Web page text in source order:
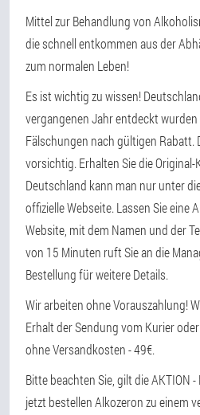
Mittel zur Behandlung von
die schnell entkommen aus der
zum normalen Leben!
Es ist wichtig zu wissen!
vergangenen Jahr entdeckt
Fälschungen nach gültigen Rabatt.
vorsichtig. Erhalten Sie die
Deutschland kann man nur unter
offizielle Webseite. Lassen Sie eine
Website, mit dem Namen und der
von 15 Minuten ruft Sie an die
Bestellung für weitere Details.
Wir arbeiten ohne Vorauszahlung!
Erhalt der Sendung vom Kurier
ohne Versandkosten - 49€.
Bitte beachten Sie, gilt die AKTION -
jetzt bestellen Alkozeron zu einem